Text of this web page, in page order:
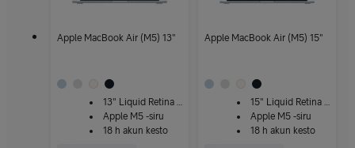
Apple MacBook Air (M5) 13"
13" Liquid Retina -näyttö
Apple M5 -siru
18 h akun kesto
Apple MacBook Air (M5) 15"
15" Liquid Retina -näyttö
Apple M5 -siru
18 h akun kesto